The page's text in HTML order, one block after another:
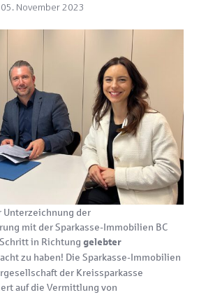
05. November 2023
Unterzeichnung der
mit der Sparkasse-Immobilien BC
in Richtunggelebter
zu haben! Die Sparkasse-Immobilien
der Kreissparkasse
auf die Vermittlung von